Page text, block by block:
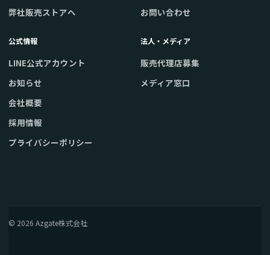
弊社販売ストアへ
お問い合わせ
公式情報
LINE公式アカウント
お知らせ
会社概要
採用情報
プライバシーポリシー
法人・メディア
販売代理店募集
メディア窓口
© 2026 Azgate株式会社